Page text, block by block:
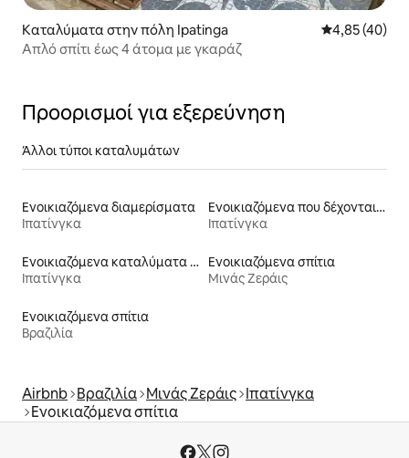
Καταλύματα στην πόλη Ipatinga Μέση
4,85 (40)
Απλό σπίτι έως 4 άτομα με γκαράζ
Προορισμοί για εξερεύνηση
Άλλοι τύποι καταλυμάτων
Ενοικιαζόμενα διαμερίσματα
Ιπατίνγκα
Ενοικιαζόμενα που δέχονται κατοικίδια
Ιπατίνγκα
Ενοικιαζόμενα καταλύματα με πισίνα
Ιπατίνγκα
Ενοικιαζόμενα σπίτια
Μινάς Ζεράις
Ενοικιαζόμενα σπίτια
Βραζιλία
Airbnb Βραζιλία Μινάς Ζεράις Ιπατίνγκα
Ενοικιαζόμενα σπίτια